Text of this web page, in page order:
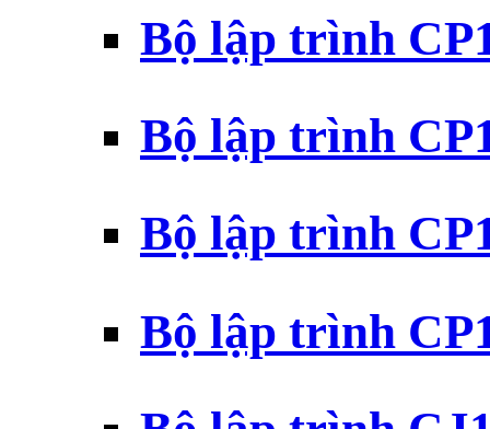
Bộ lập trình
Bộ lập trình
Bộ lập trình
Bộ lập trình